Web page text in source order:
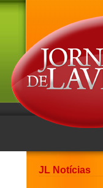
JL Notícias